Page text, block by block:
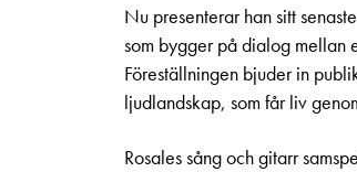
Nu presenterar han sitt
som bygger på dialog mellan
Föreställningen bjuder in
ljudlandskap, som får liv
Rosales sång och gitarr